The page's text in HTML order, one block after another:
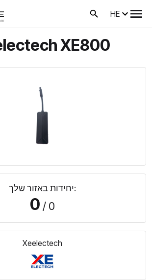
HE
XE800
יחידות באזור שלך:
0 / 0
Xeelectech